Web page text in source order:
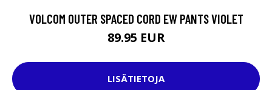
VOLCOM OUTER SPACED CORD EW PANTS VIOLET
89.95 EUR
LISÄTIETOJA